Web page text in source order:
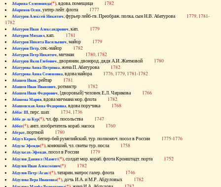
Абарина Соломонида(*), вдова, помещица 1782
Абаринов Осип, унтер-лейт. флота 1777
Абатуров Алексей Никитич, фурьер лейб-гв. Преображ. полка, сын Н.В. Абатурова 1779, 1781-
1782
Абатуров Иван Александрович, кап. 1779
Абатуров Михаил, кап. 1781
Абатуров Никита Васильевич, майор 1779
Абатуров Петр, сек.-майор 1782
Абатуров Петр Никитич, мичман 1780, 1782
Абатуров Яков Глебович, дворянин, двоюрод. дядя А.И. Житновой 1780
Абатурова Анна Петровна, жена П. Абатурова 1782
Абатурова Анна Семеновна, вдова майора 1776, 1779, 1781-1782
Абашев Иван, рейтар 1781
Абашев Иван Иванович, ротмистр 1782
Абашев Иван Федорович, [дворовый] человек Е.Л. Чирикова 1766
Абашева Мария, вдова мичмана мор. флота 1782
Абашевская Анна Федоровна, вдова поручика 1768
Аббас III, перс. шах 1734, 1736
Аббе де ла Кур(*), чл. фр. посольства 1747
Аббот(*), англ. изобретатель кораб. насоса 1760
Абграт, портной 1780
Абдул Керим, беглер-бей румелийский, тур. полномоч. посол в России 1775-1776
Абдула Эфенди(*), конюший, чл. свиты тур. посла 1758
Абдуласах-Эфенди, посол в России 1779
Абдулов Даниил (Мамет)(*), солдат мор. кораб. флота Кронштадт. порта 1752
Абдулов Иван Алексеевич(*) 1782
Абдулов Петр (Асак)(*), татарин, матрос галер. флота 1746
Абдулова Вера Ивановна(*), дочь И.А. и М.Р. Абдуловых 1782